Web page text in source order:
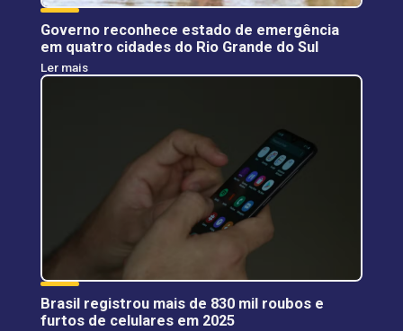
Governo reconhece estado de emergência
em quatro cidades do Rio Grande do Sul
Ler mais
Brasil registrou mais de 830 mil roubos e
furtos de celulares em 2025